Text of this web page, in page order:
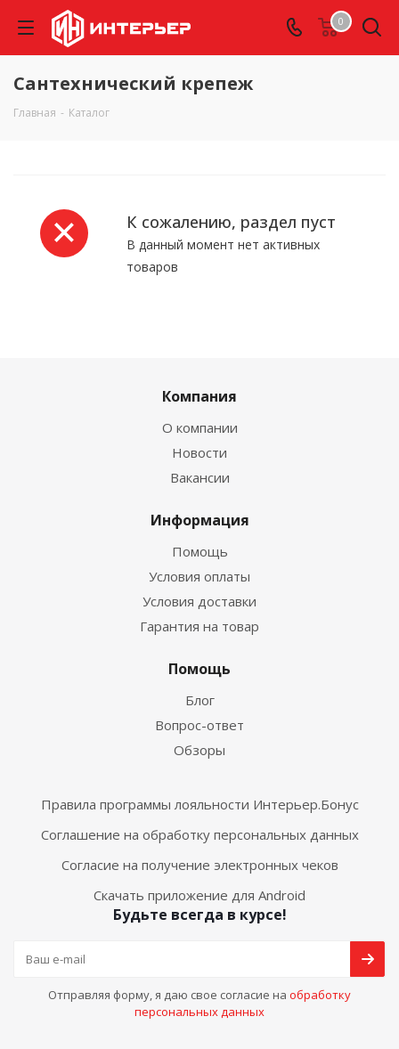
0
Сантехнический крепеж
Главная - Каталог
К сожалению, раздел пуст
В данный момент нет активных
товаров
Компания
О компании
Новости
Вакансии
Информация
Помощь
Условия оплаты
Условия доставки
Гарантия на товар
Помощь
Блог
Вопрос-ответ
Обзоры
Правила программы лояльности Интерьер.Бонус
Соглашение на обработку персональных данных
Согласие на получение электронных чеков
Скачать приложение для Android
Будьте всегда в курсе!
Отправляя форму, я даю свое согласие на обработку
персональных данных